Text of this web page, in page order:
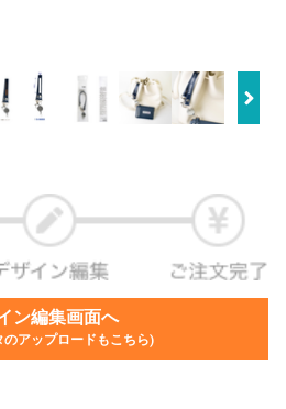
ン編集画面へ
のアップロードもこちら)